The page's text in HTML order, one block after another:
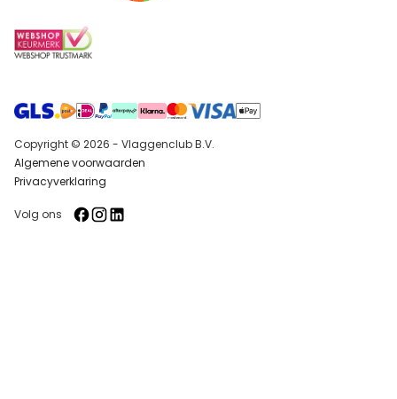
Copyright © 2026 - Vlaggenclub B.V.
Algemene voorwaarden
Privacyverklaring
Volg ons